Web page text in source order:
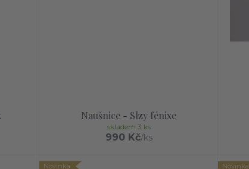
Naušnice - Slzy fénixe
990 Kč/ks
skladem 3 ks
Novinka Novinka